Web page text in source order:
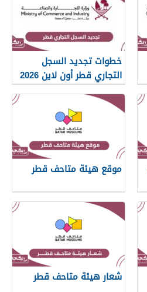
خطوات تجديد السجل
التجاري قطر أون لاين 2026
موقع هيئة متاحف قطر
شعار هيئة متاحف قطر